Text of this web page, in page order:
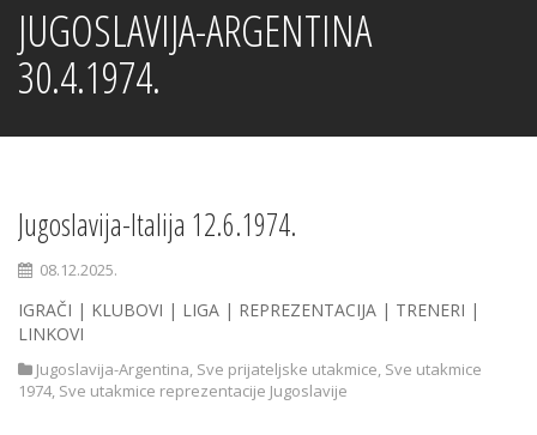
JUGOSLAVIJA-ARGENTINA
30.4.1974.
Jugoslavija-Italija 12.6.1974.
08.12.2025.
IGRAČI | KLUBOVI | LIGA | REPREZENTACIJA | TRENERI |
LINKOVI
Jugoslavija-Argentina, Sve prijateljske utakmice, Sve utakmice
1974, Sve utakmice reprezentacije Jugoslavije